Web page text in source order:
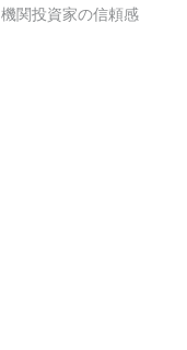
機関投資家の信頼感